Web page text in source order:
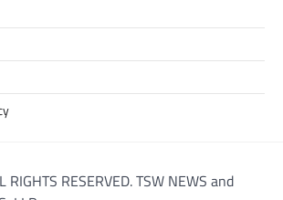
RIGHTS RESERVED. TSW NEWS and